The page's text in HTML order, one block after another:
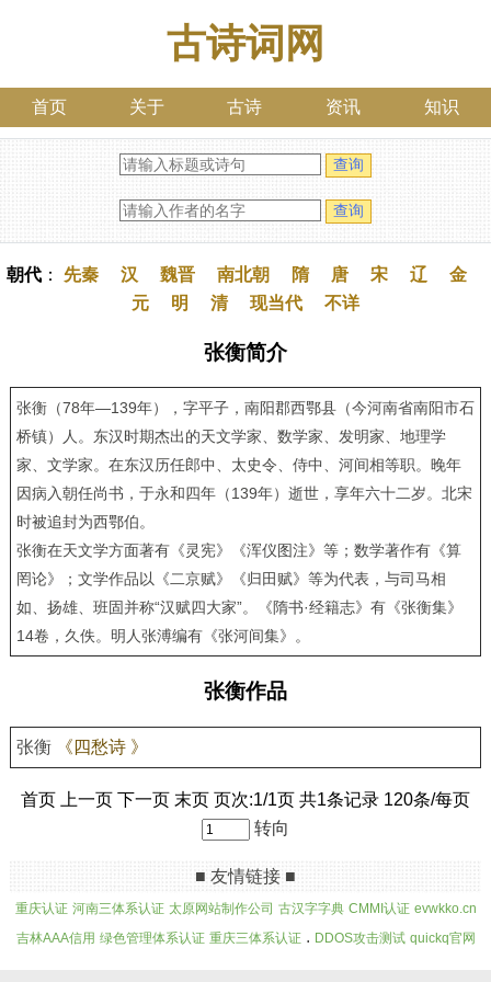
古诗词网
首页 关于 古诗 资讯 知识
朝代 ： 先秦 汉 魏晋 南北朝 隋 唐 宋 辽
金
元
明 清 现当代 不详
张衡简介
张衡（78年—139年），字平子，南阳郡西鄂县（今河南省南阳市石
桥镇）人。东汉时期杰出的天文学家、数学家、发明家、地理学
家、文学家。在东汉历任郎中、太史令、侍中、河间相等职。晚年
因病入朝任尚书，于永和四年（139年）逝世，享年六十二岁。北宋
时被追封为西鄂伯。
张衡在天文学方面著有《灵宪》《浑仪图注》等；数学著作有《算
罔论》；文学作品以《二京赋》《归田赋》等为代表，与司马相
如、扬雄、班固并称“汉赋四大家”。《隋书·经籍志》有《张衡集》
14卷，久佚。明人张溥编有《张河间集》。
张衡作品
张衡 《四愁诗 》
首页 上一页 下一页 末页 页次:1/1页 共1条记录 120条/每页
转向
■ 友情链接 ■
重庆认证 河南三体系认证 太原网站制作公司 古汉字字典 CMMI认证 evwkko.cn
吉林AAA信用 绿色管理体系认证 重庆三体系认证 . DDOS攻击测试 quickq官网